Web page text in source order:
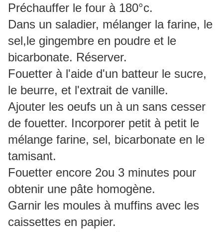
Préchauffer le four à 180°c.
Dans un saladier, mélanger la farine, le
sel,le gingembre en poudre et le
bicarbonate. Réserver.
Fouetter à l'aide d'un batteur le sucre,
le beurre, et l'extrait de vanille.
Ajouter les oeufs un à un sans cesser
de fouetter. Incorporer petit à petit le
mélange farine, sel, bicarbonate en le
tamisant.
Fouetter encore 2ou 3 minutes pour
obtenir une pâte homogène.
Garnir les moules à muffins avec les
caissettes en papier.